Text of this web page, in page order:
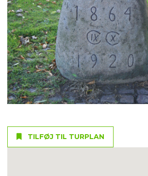
TILFØJ TIL TURPLAN